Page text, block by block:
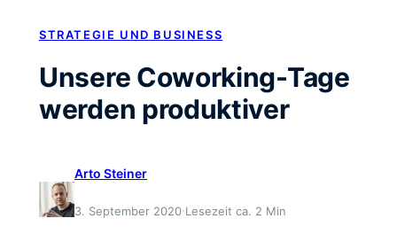
STRATEGIE UND BUSINESS
Unsere Coworking-Tage
werden produktiver
Arto Steiner
3. September 2020·Lesezeit ca. 2 Min